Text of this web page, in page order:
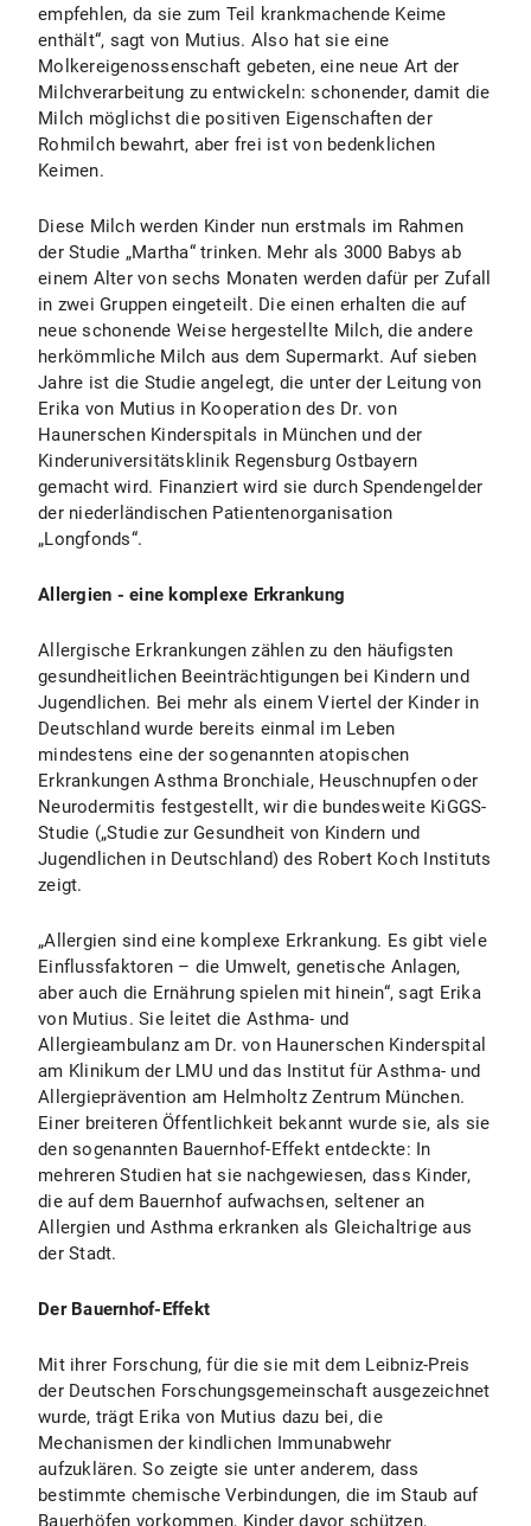
empfehlen, da sie zum Teil krankmachende Keime
enthält“, sagt von Mutius. Also hat sie eine
Molkereigenossenschaft gebeten, eine neue Art der
Milchverarbeitung zu entwickeln: schonender, damit die
Milch möglichst die positiven Eigenschaften der
Rohmilch bewahrt, aber frei ist von bedenklichen
Keimen.
Diese Milch werden Kinder nun erstmals im Rahmen
der Studie „Martha“ trinken. Mehr als 3000 Babys ab
einem Alter von sechs Monaten werden dafür per Zufall
in zwei Gruppen eingeteilt. Die einen erhalten die auf
neue schonende Weise hergestellte Milch, die andere
herkömmliche Milch aus dem Supermarkt. Auf sieben
Jahre ist die Studie angelegt, die unter der Leitung von
Erika von Mutius in Kooperation des Dr. von
Haunerschen Kinderspitals in München und der
Kinderuniversitätsklinik Regensburg Ostbayern
gemacht wird. Finanziert wird sie durch Spendengelder
der niederländischen Patientenorganisation
„Longfonds“.
Allergien - eine komplexe Erkrankung
Allergische Erkrankungen zählen zu den häufigsten
gesundheitlichen Beeinträchtigungen bei Kindern und
Jugendlichen. Bei mehr als einem Viertel der Kinder in
Deutschland wurde bereits einmal im Leben
mindestens eine der sogenannten atopischen
Erkrankungen Asthma Bronchiale, Heuschnupfen oder
Neurodermitis festgestellt, wir die bundesweite KiGGS-
Studie („Studie zur Gesundheit von Kindern und
Jugendlichen in Deutschland) des Robert Koch Instituts
zeigt.
„Allergien sind eine komplexe Erkrankung. Es gibt viele
Einflussfaktoren – die Umwelt, genetische Anlagen,
aber auch die Ernährung spielen mit hinein“, sagt Erika
von Mutius. Sie leitet die Asthma- und
Allergieambulanz am Dr. von Haunerschen Kinderspital
am Klinikum der LMU und das Institut für Asthma- und
Allergieprävention am Helmholtz Zentrum München.
Einer breiteren Öffentlichkeit bekannt wurde sie, als sie
den sogenannten Bauernhof-Effekt entdeckte: In
mehreren Studien hat sie nachgewiesen, dass Kinder,
die auf dem Bauernhof aufwachsen, seltener an
Allergien und Asthma erkranken als Gleichaltrige aus
der Stadt.
Der Bauernhof-Effekt
Mit ihrer Forschung, für die sie mit dem Leibniz-Preis
der Deutschen Forschungsgemeinschaft ausgezeichnet
wurde, trägt Erika von Mutius dazu bei, die
Mechanismen der kindlichen Immunabwehr
aufzuklären. So zeigte sie unter anderem, dass
bestimmte chemische Verbindungen, die im Staub auf
Bauerhöfen vorkommen, Kinder davor schützen,